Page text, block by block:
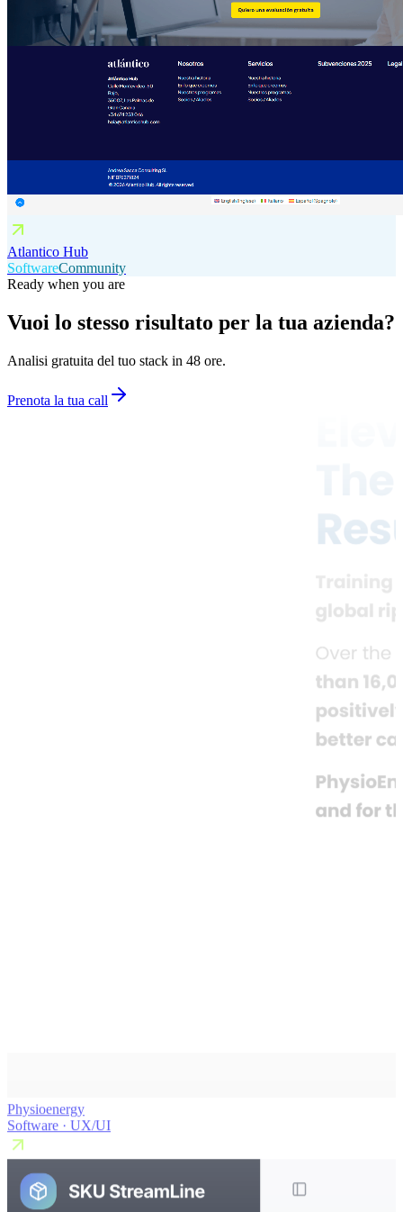
Atlantico Hub
SoftwareCommunity
Ready when you are
Vuoi lo stesso risultato per la tua azienda?
Analisi gratuita del tuo stack in 48 ore.
Prenota la tua call